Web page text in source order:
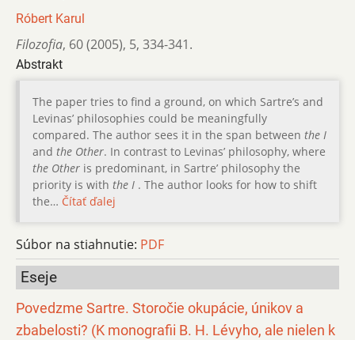
Róbert Karul
Filozofia, 60 (2005), 5, 334-341.
Abstrakt
The paper tries to find a ground, on which Sartre’s and
Levinas’ philosophies could be meaningfully
compared. The author sees it in the span between the I
and the Other. In contrast to Levinas’ philosophy, where
the Other is predominant, in Sartre’ philosophy the
priority is with the I . The author looks for how to shift
the… Čítať ďalej
Súbor na stiahnutie: PDF
Eseje
Povedzme Sartre. Storočie okupácie, únikov a
zbabelosti? (K monografii B. H. Lévyho, ale nielen k